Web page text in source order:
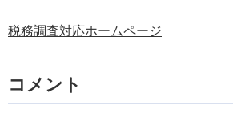
税務調査対応ホームページ
コメント